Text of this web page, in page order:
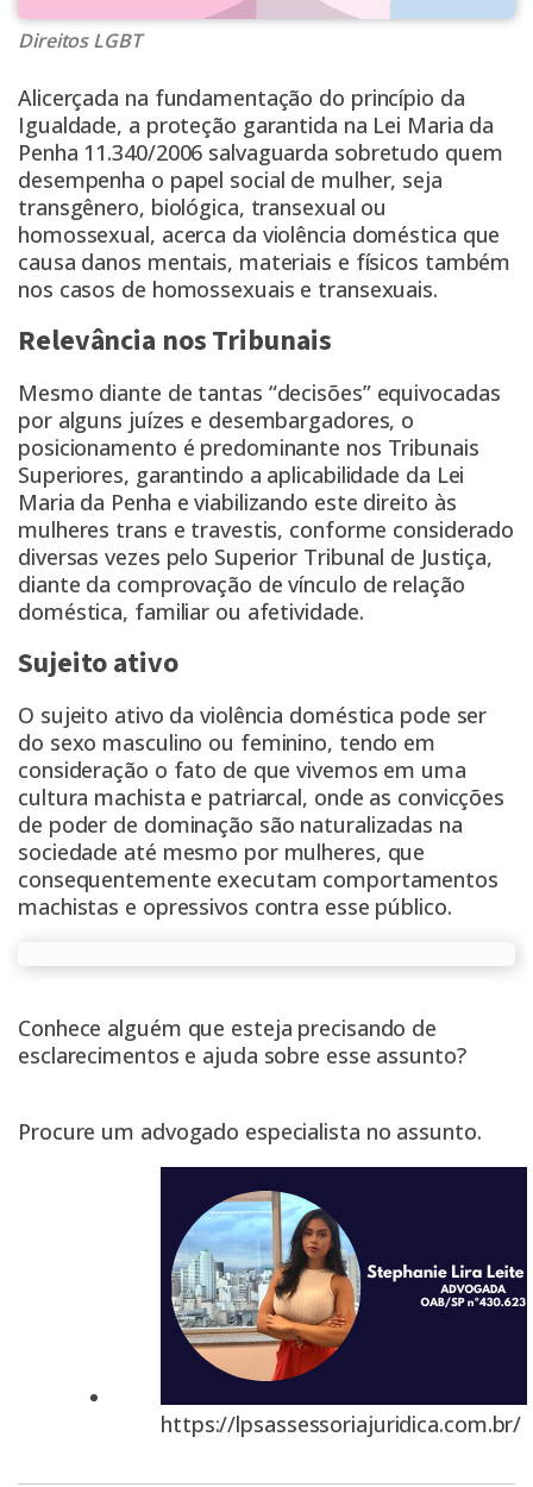
Direitos LGBT
Alicerçada na fundamentação do princípio da
Igualdade, a proteção garantida na Lei Maria da
Penha 11.340/2006 salvaguarda sobretudo quem
desempenha o papel social de mulher, seja
transgênero, biológica, transexual ou
homossexual, acerca da violência doméstica que
causa danos mentais, materiais e físicos também
nos casos de homossexuais e transexuais.
Relevância nos Tribunais
Mesmo diante de tantas “decisões” equivocadas
por alguns juízes e desembargadores, o
posicionamento é predominante nos Tribunais
Superiores, garantindo a aplicabilidade da Lei
Maria da Penha e viabilizando este direito às
mulheres trans e travestis, conforme considerado
diversas vezes pelo Superior Tribunal de Justiça,
diante da comprovação de vínculo de relação
doméstica, familiar ou afetividade.
Sujeito ativo
O sujeito ativo da violência doméstica pode ser
do sexo masculino ou feminino, tendo em
consideração o fato de que vivemos em uma
cultura machista e patriarcal, onde as convicções
de poder de dominação são naturalizadas na
sociedade até mesmo por mulheres, que
consequentemente executam comportamentos
machistas e opressivos contra esse público.
Conhece alguém que esteja precisando de
esclarecimentos e ajuda sobre esse assunto?
Procure um advogado especialista no assunto.
https://lpsassessoriajuridica.com.br/